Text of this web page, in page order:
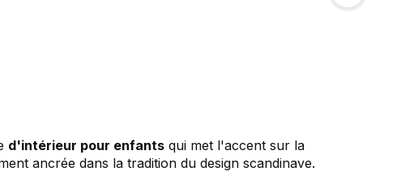
d'intérieur pour enfants qui met l'accent sur la
ancrée dans la tradition du design scandinave.